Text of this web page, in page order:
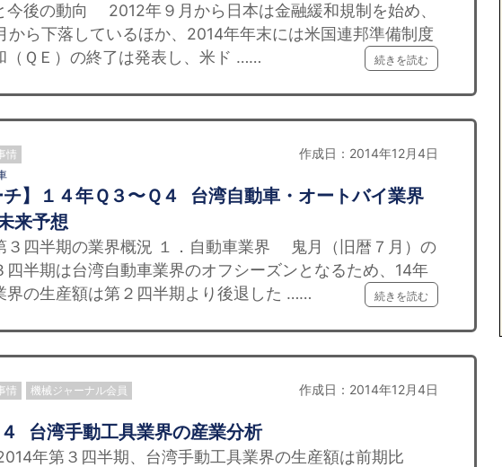
今後の動向 2012年９月から日本は金融緩和規制を始め、
から下落しているほか、2014年年末には米国連邦準備制度
（ＱＥ）の終了は発表し、米ド ……
続きを読む
情 作成日：2014年12月4日
チ】１４年Ｑ３〜Ｑ４ 台湾自動車・オートバイ業界
来予想
３四半期の業界概況 １．自動車業界 鬼月（旧暦７月）の
四半期は台湾自動車業界のオフシーズンとなるため、14年
界の生産額は第２四半期より後退した ……
続きを読む
情 機械ジャーナル会員 作成日：2014年12月4日
４ 台湾手動工具業界の産業分析
年第３四半期、台湾手動工具業界の生産額は前期比